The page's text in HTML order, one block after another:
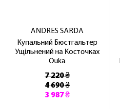
ANDRES SARDA
Купальний Бюстгальтер
Ущільнений на Косточках
Ouka
7 220 ₴
4 690 ₴
3 987 ₴